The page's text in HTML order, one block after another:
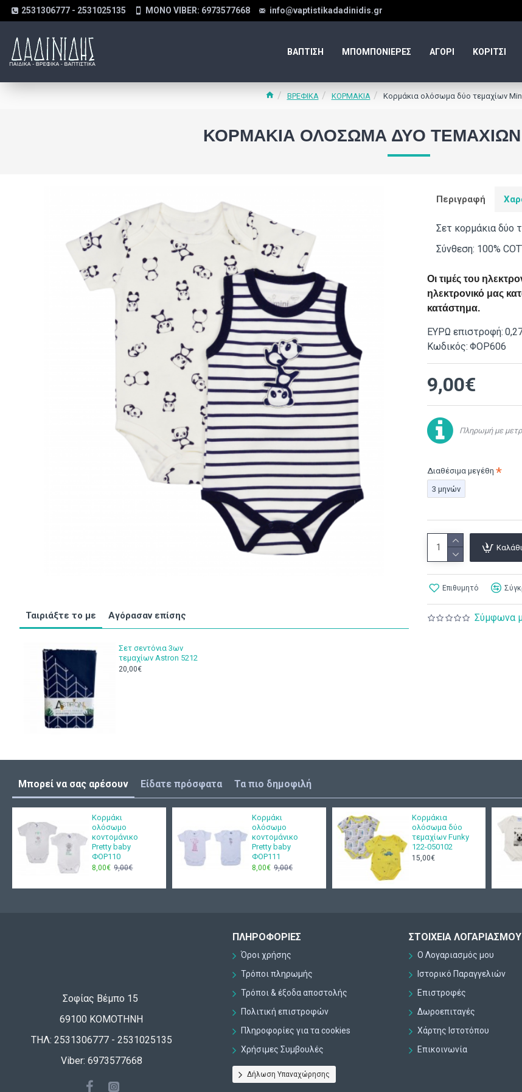
2531306777 - 2531025135 MONO VIBER: 6973577668 info@vaptistikadadinidis.gr
ΒΑΠΤΙΣΗ ΜΠΟΜΠΟΝΙΕΡΕΣ ΑΓΟΡΙ ΚΟΡΙΤΣΙ
ΒΡΕΦΙΚΑ ΚΟΡΜΑΚΙΑ Κορμάκια ολόσωμα δύο τεμαχίων
ΚΟΡΜΆΚΙΑ ΟΛΌΣΩΜΑ ΔΎΟ ΤΕΜΑΧΊΩΝ
Ταιριάξτε το με Αγόρασαν επίσης
Σετ σεντόνια 3ων
τεμαχίων Astron 5212
20,00€
Περιγραφή
Σετ κορμάκια δύο
Σύνθεση: 100%
Οι τιμές του
ηλεκτρονικό μας
κατάστημα.
ΕΥΡΩ επιστροφή:
Κωδικός: ΦΟΡ606
Σύμφωνα
9,00€
Διαθέσιμα μεγέθη
3 μηνών
Καλάθι
Επιθυμητό
Πληρωμή με
Μπορεί να σας αρέσουν Είδατε πρόσφατα Τα πιο δημοφιλή
Κορμάκι
ολόσωμο
κοντομάνικο
Pretty baby
ΦΟΡ110
8,00€ 9,00€
Κορμάκι
ολόσωμο
κοντομάνικο
Pretty baby
ΦΟΡ111
8,00€ 9,00€
Κορμάκια
ολόσωμα δύο
τεμαχίων Funky
122-050102
15,00€
Σοφίας Βέμπο 15
69100 ΚΟΜΟΤΗΝΗ
ΤΗΛ: 2531306777 - 2531025135
Viber: 6973577668
ΠΛΗΡΟΦΟΡΊΕΣ
Όροι χρήσης
Τρόποι πληρωμής
Τρόποι & έξοδα αποστολής
Πολιτική επιστροφών
Πληροφορίες για τα cookies
Χρήσιμες Συμβουλές
Δήλωση Υπαναχώρησης
ΣΤΟΙΧΕΊΑ ΛΟΓΑΡΙΑΣΜΟΎ
Ο Λογαριασμός μου
Ιστορικό Παραγγελιών
Επιστροφές
Δωροεπιταγές
Χάρτης Ιστοτόπου
Επικοινωνία